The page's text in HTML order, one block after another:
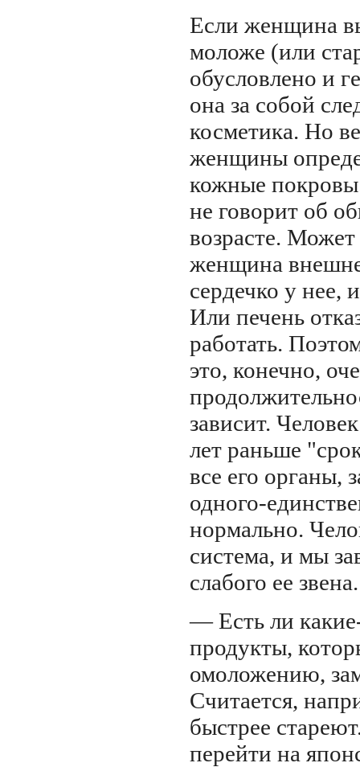
Если женщина
моложе (или
обусловлено и
она за собой
косметика. Но
женщины
кожные
не говорит об
возрасте.
женщина внешне
сердечко у нее,
Или печень
работать.
это, конечно,
зависит.
лет раньше
все его органы,
одного-
нормально.
система, и мы
слабого ее звена.
— Есть ли
продукты,
омоложению,
Считается,
быстрее
перейти на